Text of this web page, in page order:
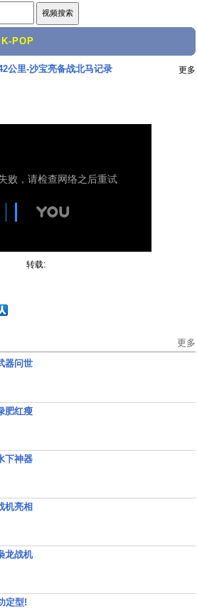
K-POP
公里-沙宝亮备战北马记录 更多
转载:
更多
器问世
肥红瘦
下神器
机亮相
龙战机
定型!